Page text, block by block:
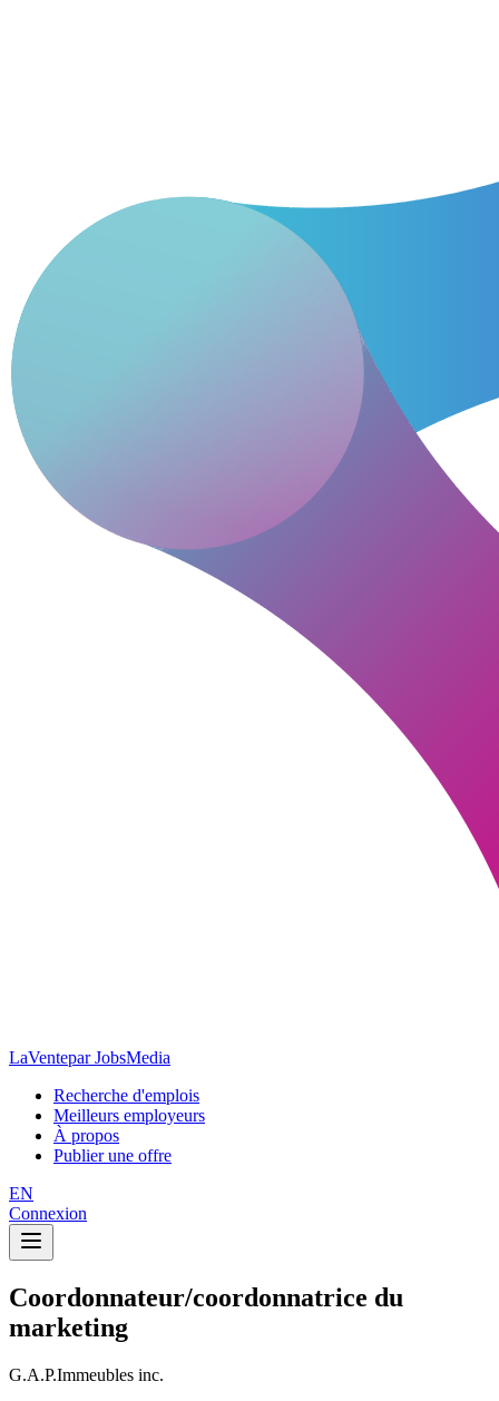
LaVentepar JobsMedia
Recherche d'emplois
Meilleurs employeurs
À propos
Publier une offre
EN
Connexion
Coordonnateur/coordonnatrice du
marketing
G.A.P.Immeubles inc.